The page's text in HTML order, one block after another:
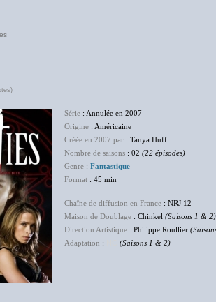
Série : Annulée en 2007
Origine : Américaine
Créée en 2007 par : Tanya Huff
Nombre de saisons : 02 (22 épisodes)
Genre : Fantastique
Format : 45 min
Chaîne de diffusion en France : NRJ 12
Maison de Doublage : Chinkel (Saisons 1 & 2)
Direction Artistique : Philippe Roullier
Adaptation : (Saisons 1 & 2)